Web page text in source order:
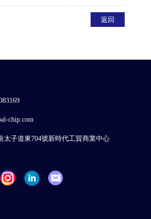
返回
chip.com
太子道東704號新時代工貿商業中心